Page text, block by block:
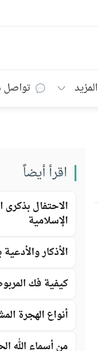
المزيد تواصل
اقرأ أيضاً
الاحتفال بذكرى
الإسلامية
الأذكار
كيفية فك
أنواع الهجرة
من أسماء الله